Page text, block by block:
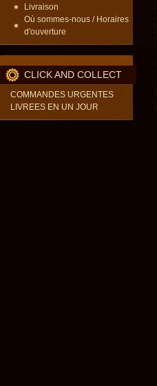
Livraison
Où sommes-nous / Horaires
d'ouverture
CLICK AND COLLECT
COMMANDES URGENTES
LIVREES EN UN JOUR